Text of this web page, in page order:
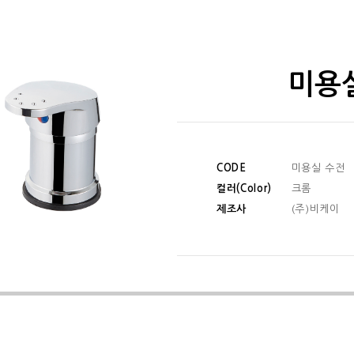
미용
CODE
미용실 수전
컬러(Color)
크롬
제조사
(주)비케이